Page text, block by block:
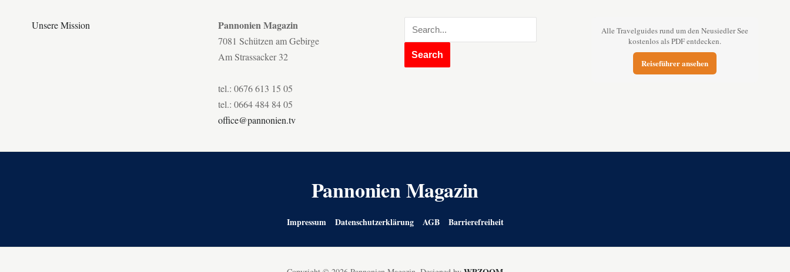
Unsere Mission Pannonien Magazin
7081 Schützen am Gebirge
Am Strassacker 32
tel.: 0676 613 15 05
tel.: 0664 484 84 05
office@pannonien.tv
Alle Travelguides rund um den Neusiedler See
kostenlos als PDF entdecken.
Reiseführer ansehen
Pannonien Magazin
Impressum Datenschutzerklärung AGB Barrierefreiheit